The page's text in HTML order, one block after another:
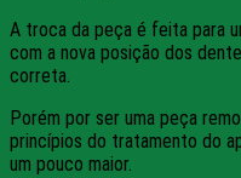
A troca da peça é feita para
com a nova posição dos
correta.
Porém por ser uma peça
princípios do tratamento do
um pouco maior.